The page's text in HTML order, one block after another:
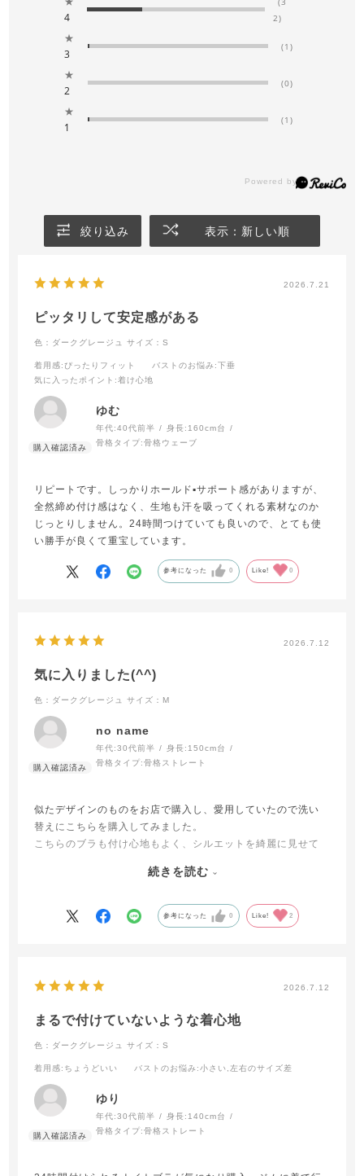
4
2)
★
3
(1)
★
2
(0)
★
1
(1)
絞り込み 表示：新しい順
2026.7.21
ピッタリして安定感がある
色：ダークグレージュ サイズ：S
着用感:ぴったりフィット バストのお悩み:下垂
気に入ったポイント :着け心地
ゆむ
年代:40代前半 身長: 160cm台
骨格タイプ:骨格ウェーブ
リピートです。しっかりホールド▪️サポート感がありますが、
全然締め付け感はなく、生地も汗を吸ってくれる素材なのか
じっとりしません。24時間つけていても良いので、とても使
い勝手が良くて重宝しています。
参考になった 0 Like! 0
2026.7.12
気に入りました(^^)
色：ダークグレージュ サイズ：M
no name
年代:30代前半 身長: 150cm台
骨格タイプ:骨格ストレート
似たデザインのものをお店で購入し、愛用していたので洗い
替えにこちらを購入してみました。
こちらのブラも付け心地もよく、シルエットを綺麗に見せて
続きを読む
参考になった 0 Like! 2
2026.7.12
まるで付けていないような着心地
色：ダークグレージュ サイズ：S
着用感:ちょうどいい バストのお悩み:小さい,左右のサイズ差
ゆり
年代:30代前半 身長: 140cm台
骨格タイプ:骨格ストレート